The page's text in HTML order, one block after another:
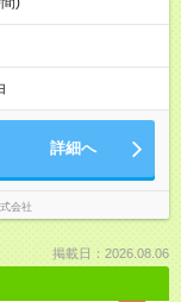
詳細へ
会社
掲載日：2026.08.06